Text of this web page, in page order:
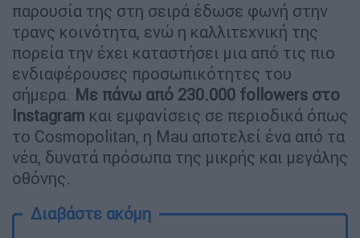
παρουσία της στη σειρά έδωσε φωνή στην
τρανς κοινότητα, ενώ η καλλιτεχνική της
πορεία την έχει καταστήσει μια από τις πιο
ενδιαφέρουσες προσωπικότητες του
σήμερα. Με πάνω από 230.000 followers στο
Instagram και εμφανίσεις σε περιοδικά όπως
το Cosmopolitan, η Mau αποτελεί ένα από τα
νέα, δυνατά πρόσωπα της μικρής και μεγάλης
οθόνης.
Διαβάστε ακόμη